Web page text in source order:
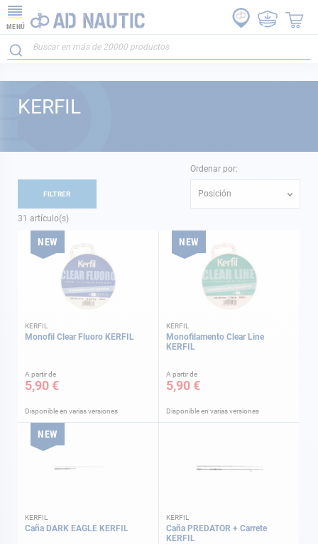
MENÚ
KERFIL
31 artículo(s)
Ordenar por:
Posición
NEW
KERFIL
Monofil Clear Fluoro KERFIL
A partir de
5,90 €
Disponible en varias versiones
NEW
KERFIL
Monofilamento Clear Line
KERFIL
A partir de
5,90 €
Disponible en varias versiones
NEW
KERFIL
Caña DARK EAGLE KERFIL
KERFIL
Caña PREDATOR + Carrete
KERFIL
FILTRER